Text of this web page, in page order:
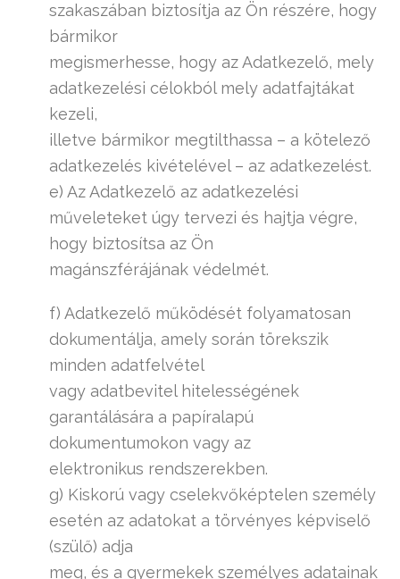
szakaszában biztosítja az Ön részére, hogy
bármikor
megismerhesse, hogy az Adatkezelő, mely
adatkezelési célokból mely adatfajtákat
kezeli,
illetve bármikor megtilthassa – a kötelező
adatkezelés kivételével – az adatkezelést.
e) Az Adatkezelő az adatkezelési
műveleteket úgy tervezi és hajtja végre,
hogy biztosítsa az Ön
magánszférájának védelmét.
f) Adatkezelő működését folyamatosan
dokumentálja, amely során törekszik
minden adatfelvétel
vagy adatbevitel hitelességének
garantálására a papíralapú
dokumentumokon vagy az
elektronikus rendszerekben.
g) Kiskorú vagy cselekvőképtelen személy
esetén az adatokat a törvényes képviselő
(szülő) adja
meg, és a gyermekek személyes adatainak